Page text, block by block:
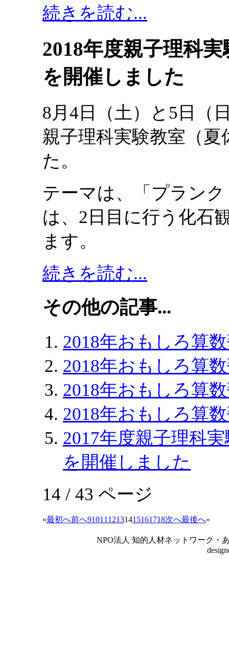
続きを読む...
2018年度親子理科
を開催しました
8月4日（土）と5日（
親子理科実験教室（
た。
テーマは、「プラン
は、2日目に行う化石
ます。
続きを読む...
その他の記事...
2018年おもしろ算
2018年おもしろ算
2018年おもしろ算
2018年おもしろ算
2017年度親子理科
を開催しました
14 / 43 ページ
«最初へ前へ91011 12131415161718次へ最後へ»
NPO法人 知的人材ネットワーク・